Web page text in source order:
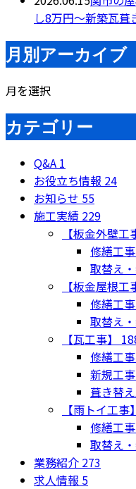
し8万円〜新築瓦葺
月別アーカイブ
月を選択
カテゴリー
Q&A 1
お役立ち情報 24
お知らせ 55
施工実績 229
【板金外壁工
修繕工事
取替え
【板金屋根工
修繕工事
取替え
【瓦工事】
修繕工事
新規工事
葺き替
【雨トイ工事】
修繕工事
取替え
業務紹介 273
求人情報 5